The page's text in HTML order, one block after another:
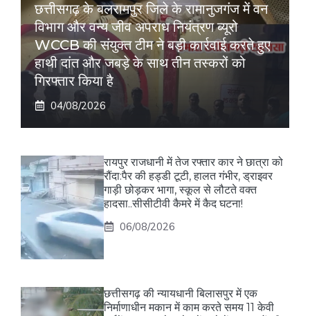
छत्तीसगढ़ के बलरामपुर जिले के रामानुजगंज में वन
विभाग और वन्य जीव अपराध नियंत्रण ब्यूरो
WCCB की संयुक्त टीम ने बड़ी कार्रवाई करते हुए
हाथी दांत और जबड़े के साथ तीन तस्करों को
गिरफ्तार किया है
04/08/2026
रायपुर राजधानी में तेज रफ्तार कार ने छात्रा को
रौंदा:पैर की हड्डी टूटी, हालत गंभीर, ड्राइवर
गाड़ी छोड़कर भागा, स्कूल से लौटते वक्त
हादसा..सीसीटीवी कैमरे में कैद घटना!
06/08/2026
छत्तीसगढ़ की न्यायधानी बिलासपुर में एक
निर्माणाधीन मकान में काम करते समय 11 केवी